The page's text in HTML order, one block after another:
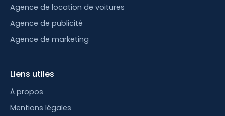
Agence de location de voitures
Agence de publicité
Agence de marketing
Liens utiles
À propos
Mentions légales